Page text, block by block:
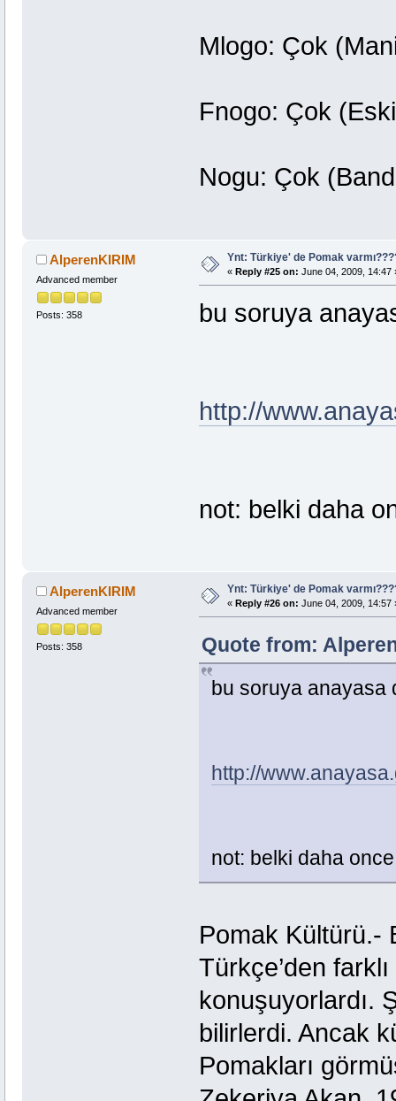
Mlogo: Çok
Fnogo: Çok
Nogu: Çok
AlperenKIRIM
Advanced member
Posts: 358
Ynt: Türkiye' de Pomak
« Reply #25 on: June 04, 2009, 14:47
bu soruya
http://
not: belki daha
AlperenKIRIM
Advanced member
Posts: 358
Ynt: Türkiye' de Pomak
« Reply #26 on: June 04, 2009, 14:57
Quote from:
bu soruya anayasa
http://
not: belki daha
Pomak Kültürü.-
Türkçe’den
konuşuyorlardı.
bilirlerdi. Ancak
Pomakları